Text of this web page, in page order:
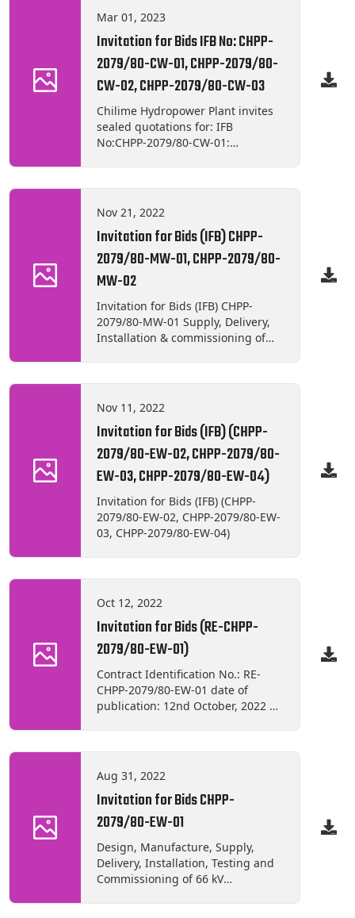
2079/80-CW-02: Landslide
Protection and Fencing works of
Parwatikund School at Goljung,
Rasuwa RE-CHPP-2079/80-CW-03:
Construction of Ghatta House at
Goljungbeshi, Rasuwa
(Publication: 28th March, 2023)
Mar 01, 2023
Invitation for Bids IFB No: CHPP-
2079/80-CW-01, CHPP-2079/80-
CW-02, CHPP-2079/80-CW-03
Chilime Hydropower Plant invites
sealed quotations for: IFB
No:CHPP-2079/80-CW-01:
Spring Water Source at
Thambuchet, Rasuwa. IFB
No:CHPP-2079/80-CW-02:
Landslide Protection and Fencing
Works of Parwatikund School at
Goljung, Rasuwa. IFB No:CHPP-
2079/80-CW-03: Construction of
Ghatta House at Goljungbeshi,
Rasuwa.
Nov 21, 2022
Invitation for Bids (IFB) CHPP-
2079/80-MW-01, CHPP-2079/80-
MW-02
Invitation for Bids (IFB) CHPP-
2079/80-MW-01 Supply, Delivery,
Installation & commissioning of
2079/80-MW-02 Supply, Delivery
and Testing of Hand Lever
Hydraulic Pump
Nov 11, 2022
Invitation for Bids (IFB) (CHPP-
2079/80-EW-02, CHPP-2079/80-
EW-03, CHPP-2079/80-EW-04)
Invitation for Bids (IFB) (CHPP-
2079/80-EW-02, CHPP-2079/80-EW-
03, CHPP-2079/80-EW-04)
Oct 12, 2022
Invitation for Bids (RE-CHPP-
2079/80-EW-01)
Contract Identification No.: RE-
CHPP-2079/80-EW-01 date of
publication: 12nd October, 2022 on
Testing and Commissioning of 66
KV CAPACITIV VOLTAGE
TRANSFORMER (CVT)
Aug 31, 2022
Invitation for Bids CHPP-
2079/80-EW-01
Design, Manufacture, Supply,
Delivery, Installation, Testing and
Commissioning of 66 kV